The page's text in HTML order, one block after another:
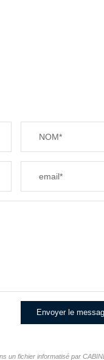
NOM*
email*
Envoyer le
un fichier informatisé par